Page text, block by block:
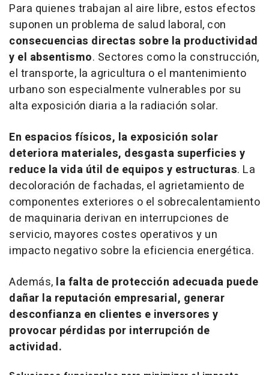
Para quienes trabajan al aire libre, estos efectos
suponen un problema de salud laboral, con
consecuencias directas sobre la productividad
y el absentismo. Sectores como la construcción,
el transporte, la agricultura o el mantenimiento
urbano son especialmente vulnerables por su
alta exposición diaria a la radiación solar.
En espacios físicos, la exposición solar
deteriora materiales, desgasta superficies y
reduce la vida útil de equipos y estructuras. La
decoloración de fachadas, el agrietamiento de
componentes exteriores o el sobrecalentamiento
de maquinaria derivan en interrupciones de
servicio, mayores costes operativos y un
impacto negativo sobre la eficiencia energética.
Además, la falta de protección adecuada puede
dañar la reputación empresarial, generar
desconfianza en clientes e inversores y
provocar pérdidas por interrupción de
actividad.